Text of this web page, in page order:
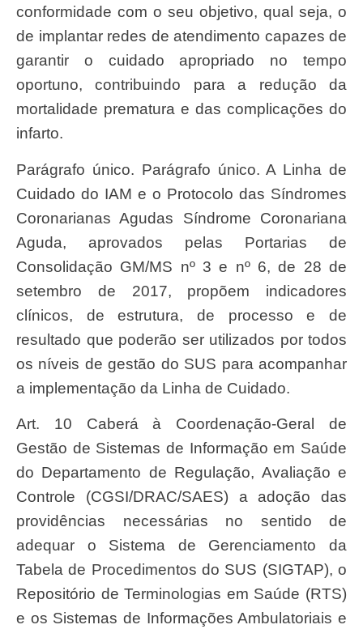
conformidade com o seu objetivo, qual seja, o
de implantar redes de atendimento capazes de
garantir o cuidado apropriado no tempo
oportuno, contribuindo para a redução da
mortalidade prematura e das complicações do
infarto.
Parágrafo único. Parágrafo único. A Linha de
Cuidado do IAM e o Protocolo das Síndromes
Coronarianas Agudas Síndrome Coronariana
Aguda, aprovados pelas Portarias de
Consolidação GM/MS nº 3 e nº 6, de 28 de
setembro de 2017, propõem indicadores
clínicos, de estrutura, de processo e de
resultado que poderão ser utilizados por todos
os níveis de gestão do SUS para acompanhar
a implementação da Linha de Cuidado.
Art. 10 Caberá à Coordenação-Geral de
Gestão de Sistemas de Informação em Saúde
do Departamento de Regulação, Avaliação e
Controle (CGSI/DRAC/SAES) a adoção das
providências necessárias no sentido de
adequar o Sistema de Gerenciamento da
Tabela de Procedimentos do SUS (SIGTAP), o
Repositório de Terminologias em Saúde (RTS)
e os Sistemas de Informações Ambulatoriais e